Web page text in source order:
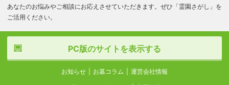
あなたのお悩みやご相談にお応えさせていただきます。ぜひ「霊園さがし」を
ご活用ください。
PC版のサイトを表示する
お知らせ お墓コラム 運営会社情報